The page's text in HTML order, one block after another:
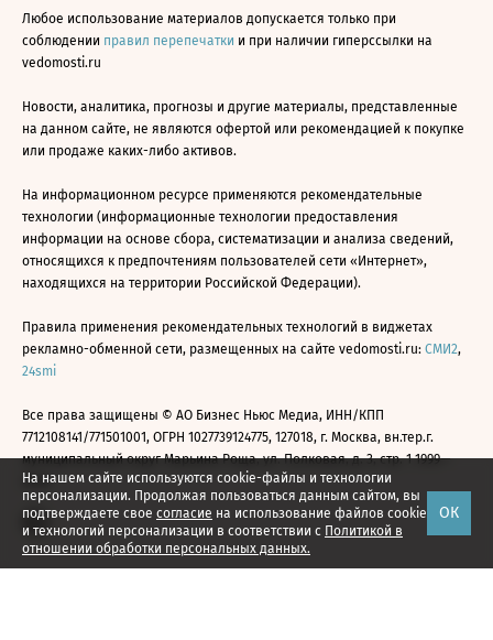
На нашем сайте используются cookie-файлы и технологии
персонализации. Продолжая пользоваться данным сайтом, вы
подтверждаете свое согласие на использование файлов cookie
и технологий персонализации в соответствии с Политикой в
отношении обработки персональных данных.
ОК
Любое использование материалов допускается только при
соблюдении правил перепечатки и при наличии гиперссылки на
vedomosti.ru
Новости, аналитика, прогнозы и другие материалы, представленные
на данном сайте, не являются офертой или рекомендацией к покупке
или продаже каких-либо активов.
На информационном ресурсе применяются рекомендательные
технологии (информационные технологии предоставления
информации на основе сбора, систематизации и анализа сведений,
относящихся к предпочтениям пользователей сети «Интернет»,
находящихся на территории Российской Федерации).
Правила применения рекомендательных технологий в виджетах
рекламно-обменной сети, размещенных на сайте vedomosti.ru: СМИ2,
24smi
Все права защищены © АО Бизнес Ньюс Медиа, ИНН/КПП
7712108141/771501001, ОГРН 1027739124775, 127018, г. Москва, вн.тер.г.
муниципальный округ Марьина Роща, ул. Полковая, д. 3, стр. 1 1999—
2026